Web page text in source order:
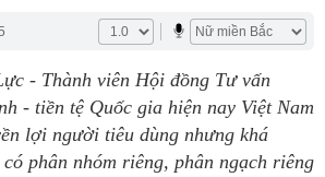
- Thành viên Hội đồng Tư vấn
- tiền tệ Quốc gia hiện nay Việt Nam
lợi người tiêu dùng nhưng khá
phân nhóm riêng, phân ngạch riêng